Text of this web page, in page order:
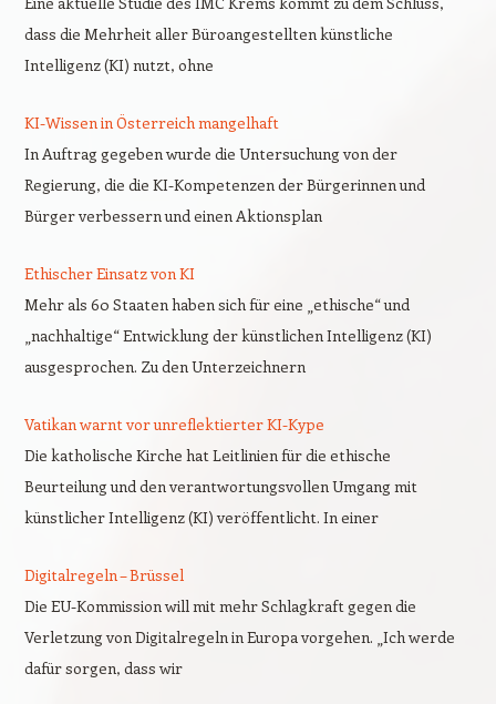
dass die Mehrheit aller Büroangestellten künstliche
Intelligenz (KI) nutzt, ohne
KI-Wissen in Österreich mangelhaft
In Auftrag gegeben wurde die Untersuchung von der
Regierung, die die KI-Kompetenzen der Bürgerinnen und
Bürger verbessern und einen Aktionsplan
Ethischer Einsatz von KI
Mehr als 60 Staaten haben sich für eine „ethische“ und
„nachhaltige“ Entwicklung der künstlichen Intelligenz (KI)
ausgesprochen. Zu den Unterzeichnern
Vatikan warnt vor unreflektierter KI-Kype
Die katholische Kirche hat Leitlinien für die ethische
Beurteilung und den verantwortungsvollen Umgang mit
künstlicher Intelligenz (KI) veröffentlicht. In einer
Digitalregeln – Brüssel
Die EU-Kommission will mit mehr Schlagkraft gegen die
Verletzung von Digitalregeln in Europa vorgehen. „Ich werde
dafür sorgen, dass wir